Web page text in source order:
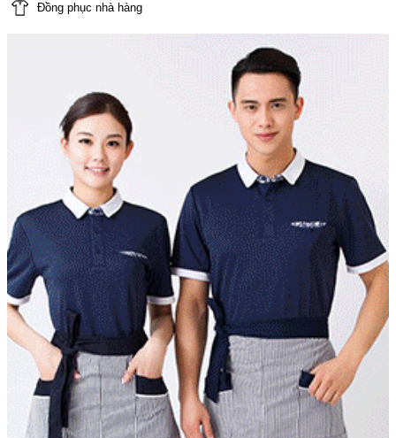
Đồng phục nhà hàng